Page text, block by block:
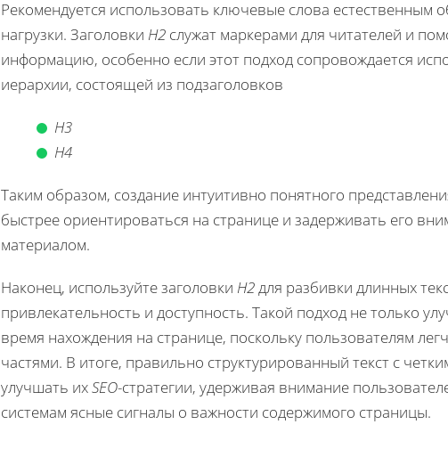
Рекомендуется использовать ключевые слова естественным
нагрузки. Заголовки H2 служат маркерами для читателей и
информацию, особенно если этот подход сопровождается
иерархии, состоящей из подзаголовков
H3
H4
Таким образом, создание интуитивно понятного
быстрее ориентироваться на странице и задерживать его
материалом.
Наконец, используйте заголовки H2для разбивки длинных
привлекательность и доступность. Такой подход не только
время нахождения на странице, поскольку пользователям
частями. В итоге, правильно структурированный текст с
улучшать ихSEO-стратегии, удерживая внимание
системам ясные сигналы о важности содержимого страницы.